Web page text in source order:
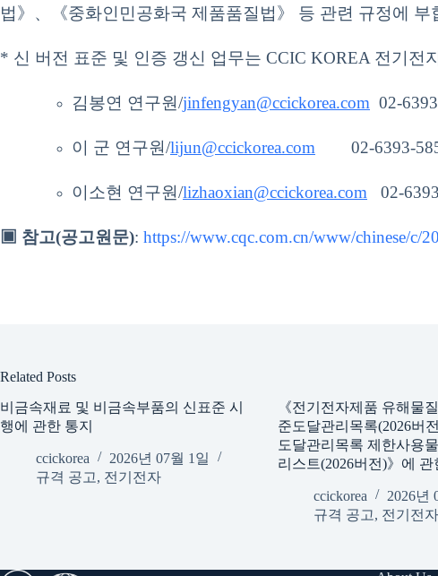
법》、《중화인민공화국 제품품질법》 등 관련 규정에 부
* 신 버전 표준 및 인증 갱신 업무는 CCIC KOREA 전기전
김봉연 연구원/jinfengyan@ccickorea.com 02-
이 군 연구원/lijun@ccickorea.com 02-6393-
이소현 연구원/lizhaoxian@ccickorea.com 02-
▣ 참고(공고원문): https://www.cqc.com.cn/www/chinese/c/
Related Posts
비금속재료 및 비금속부품의 신표준 시
행에 관한 통지
ccickorea
2026년 07월 1일
규격 공고, 전기전자
《전기전자제품 유해물
준도달관리목록(2026버
도달관리목록 제한사용
리스트(2026버전)》에 관
ccickorea
2026년
규격 공고, 전기전자